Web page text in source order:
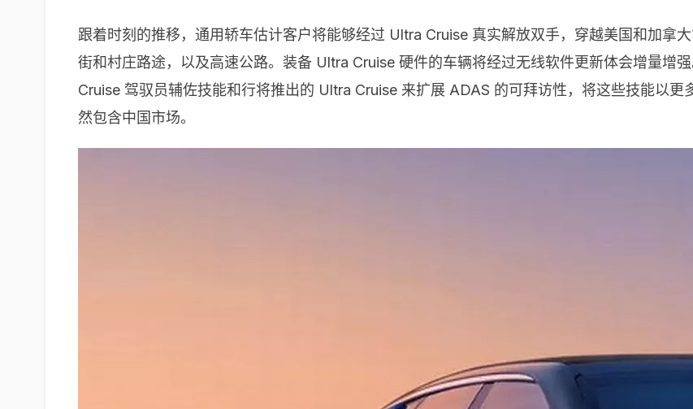
跟着时刻的推移，通用轿车估计客户将能够经过 Ultra Cruise 真实解放双手，穿越美国和加拿
街和村庄路途，以及高速公路。装备 Ultra Cruise 硬件的车辆将经过无线软件更新体会增量增
Cruise 驾驭员辅佐技能和行将推出的 Ultra Cruise 来扩展 ADAS 的可拜访性，将这些技能以
然包含中国市场。